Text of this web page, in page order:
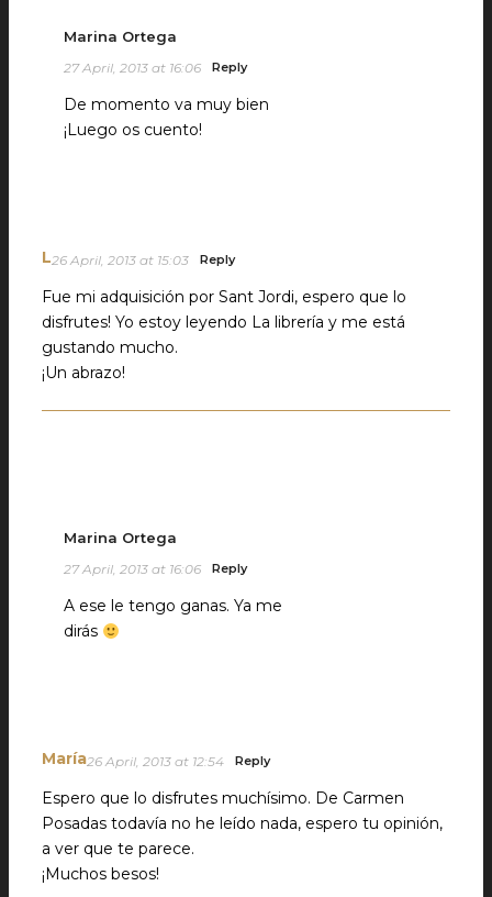
Marina Ortega
27 April, 2013 at 16:06 Reply
De momento va muy bien
¡Luego os cuento!
L26 April, 2013 at 15:03 Reply
Fue mi adquisición por Sant Jordi, espero que lo
disfrutes! Yo estoy leyendo La librería y me está
gustando mucho.
¡Un abrazo!
Marina Ortega
27 April, 2013 at 16:06 Reply
A ese le tengo ganas. Ya me
dirás
María26 April, 2013 at 12:54 Reply
Espero que lo disfrutes muchísimo. De Carmen
Posadas todavía no he leído nada, espero tu opinión,
a ver que te parece.
¡Muchos besos!